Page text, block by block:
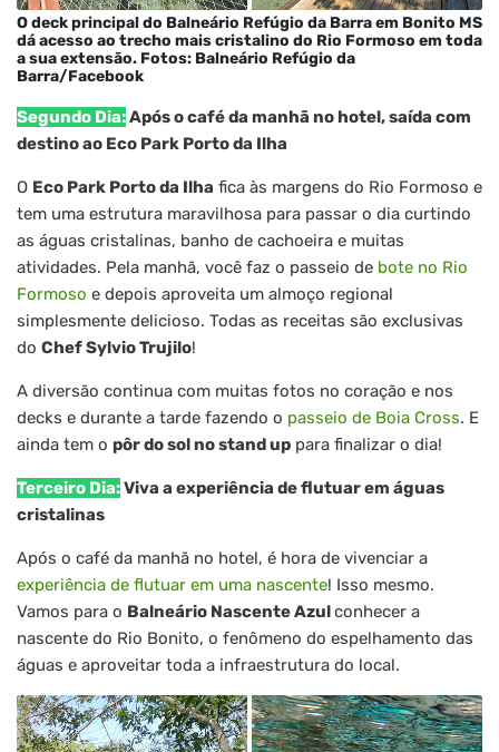
O deck principal do Balneário Refúgio da Barra em Bonito MS
dá acesso ao trecho mais cristalino do Rio Formoso em toda
a sua extensão. Fotos: Balneário Refúgio da
Barra/Facebook
Segundo Dia:Após o café da manhã no hotel, saída com
destino ao Eco Park Porto da Ilha
O Eco Park Porto da Ilha fica às margens do Rio Formoso e
tem uma estrutura maravilhosa para passar o dia curtindo
as águas cristalinas, banho de cachoeira e muitas
atividades. Pela manhã, você faz o passeio de bote no Rio
Formoso e depois aproveita um almoço regional
simplesmente delicioso. Todas as receitas são exclusivas
do Chef Sylvio Trujilo!
A diversão continua com muitas fotos no coração e nos
decks e durante a tarde fazendo o passeio de Boia Cross. E
ainda tem o pôr do sol no stand up para finalizar o dia!
Terceiro Dia:Viva a experiência de flutuar em águas
cristalinas
Após o café da manhã no hotel, é hora de vivenciar a
experiência de flutuar em uma nascente! Isso mesmo.
Vamos para o Balneário Nascente Azulconhecer a
nascente do Rio Bonito, o fenômeno do espelhamento das
águas e aproveitar toda a infraestrutura do local.